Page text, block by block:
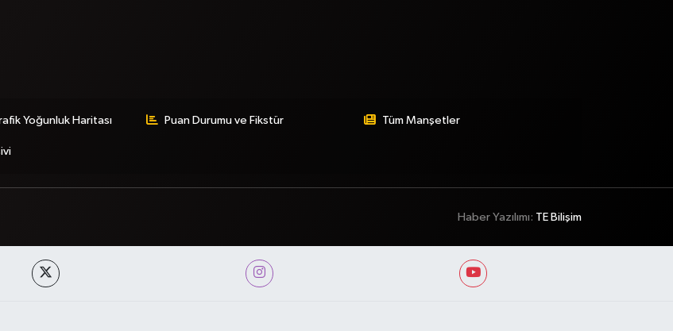
Yoğunluk Haritası Puan Durumu ve Fikstür Tüm Manşetler
Haber Yazılımı: TE Bilişim